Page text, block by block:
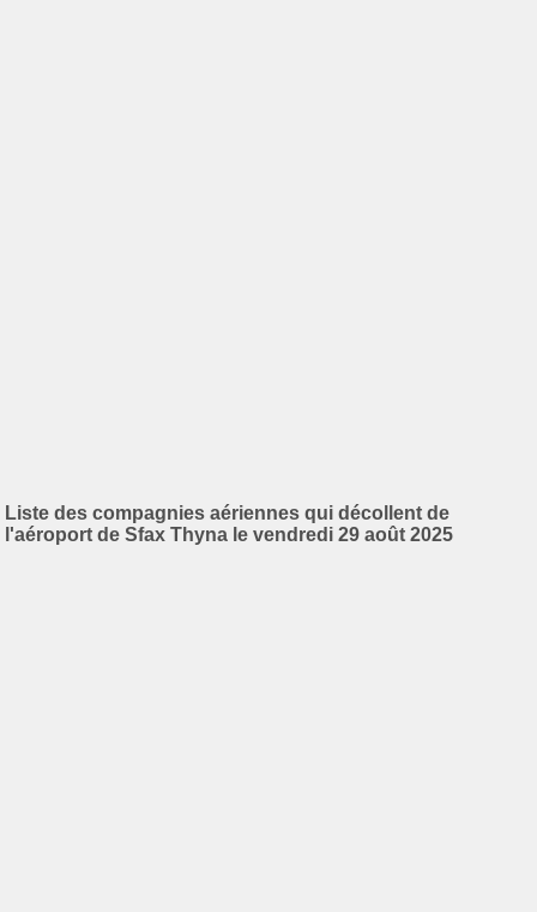
Liste des compagnies aériennes qui décollent de
l'aéroport de Sfax Thyna le vendredi 29 août 2025